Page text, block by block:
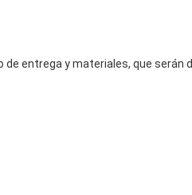
entrega y materiales, que serán